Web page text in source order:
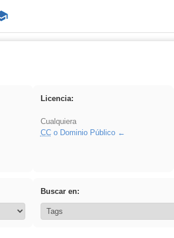
Licencia:
Cualquiera
CCo Dominio Público
Buscar en: